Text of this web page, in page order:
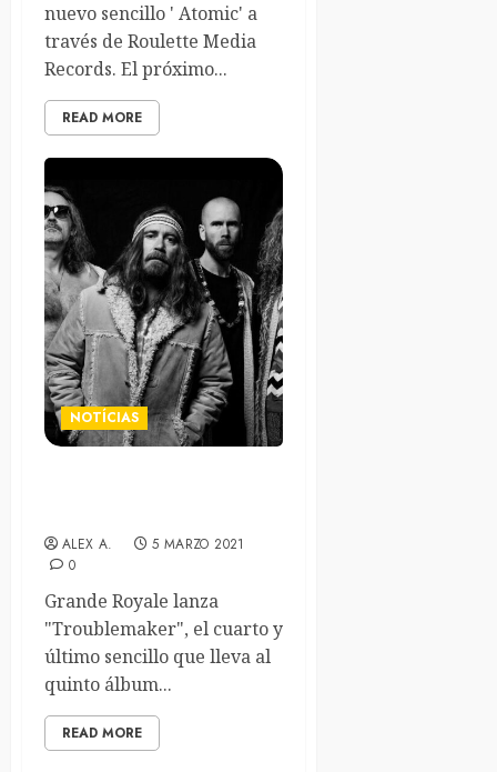
nuevo sencillo ' Atomic' a
través de Roulette Media
Records. El próximo...
READ MORE
NOTÍCIAS
ALEX A.
5 MARZO 2021
0
Grande Royale lanza
"Troublemaker", el cuarto y
último sencillo que lleva al
quinto álbum...
READ MORE